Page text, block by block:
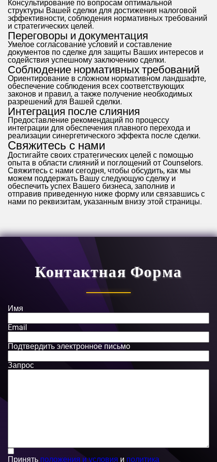
Консультирование по вопросам оптимальной
структуры Вашей сделки для достижения налоговой
эффективности, соблюдения нормативных требований
и стратегических целей.
Переговоры и документация
Умелое согласование условий и составление
документов по сделке для защиты Ваших интересов и
содействия успешному заключению сделки.
Соблюдение нормативных требований
Ориентирование в сложном нормативном ландшафте,
обеспечение соблюдения всех соответствующих
законов и правил, а также получение необходимых
разрешений для Вашей сделки.
Интеграция после слияния
Предоставление рекомендаций по процессу
интеграции для обеспечения плавного перехода и
реализации синергетического эффекта после сделки.
Свяжитесь с нами
Достигайте своих стратегических целей с помощью
опыта в области слияний и поглощений от Counselors.
Свяжитесь с нами сегодня, чтобы обсудить, как мы
можем поддержать Вашу следующую сделку и
обеспечить успех Вашего бизнеса, заполнив и
отправив приведенную ниже форму или связавшись с
нами по реквизитам, указанным внизу этой страницы.
Контактная Форма
Имя
Email
Подтвердить электронное письмо
Запрос
Принять положения и условия и политика